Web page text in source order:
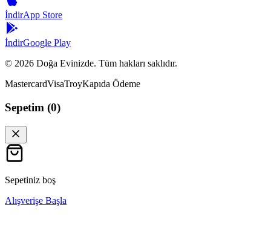
İndirApp Store
İndirGoogle Play
© 2026 Doğa Evinizde. Tüm hakları saklıdır.
MastercardVisaTroyKapıda Ödeme
Sepetim (0)
Sepetiniz boş
Alışverişe Başla